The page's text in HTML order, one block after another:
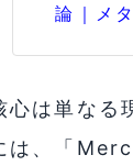
論｜メ
心は単なる
は、「